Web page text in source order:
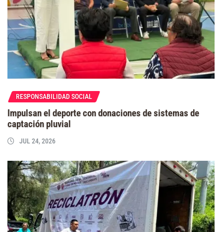
RESPONSABILIDAD SOCIAL
Impulsan el deporte con donaciones de sistemas de
captación pluvial
JUL 24, 2026